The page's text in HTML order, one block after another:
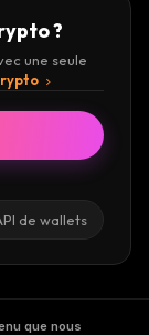
?
une seule
de wallets
que nous